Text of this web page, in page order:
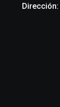
Dirección: